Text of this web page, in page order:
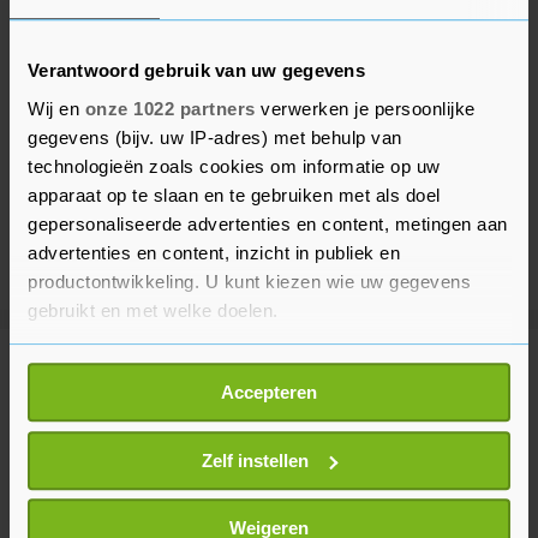
Verantwoord gebruik van uw gegevens
Wij en onze 1022 partners verwerken je persoonlijke
gegevens (bijv. uw IP-adres) met behulp van
technologieën zoals cookies om informatie op uw
apparaat op te slaan en te gebruiken met als doel
gepersonaliseerde advertenties en content, metingen aan
advertenties en content, inzicht in publiek en
productontwikkeling. U kunt kiezen wie uw gegevens
gebruikt en met welke doelen.
Als u het toestaat, willen we ook graag:
Informatie verzamelen over uw geografische
locatie, die tot een paar meter nauwkeurig kan zijn
Uw apparaat identificeren door het actief te
scannen op specifieke eigenschappen (fingerprinting)
Lees meer over hoe uw persoonlijke gegevens worden
Accepteren
Zelf instellen
Weigeren
Meer uit Binnenland
Nederlandse Marine helpt bij
Maarten